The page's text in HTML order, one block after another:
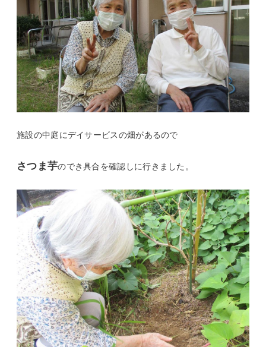
施設の中庭にデイサービスの畑があるので
さつま芋のでき具合を確認しに行きました。